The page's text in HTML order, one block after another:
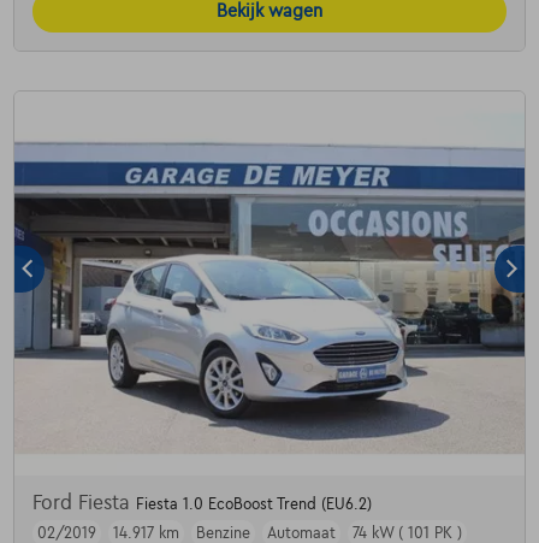
Bekijk wagen
Ford Fiesta Fiesta 1.0 EcoBoost Trend (EU6.2)
02/2019
14.917 km Benzine Automaat 74 kW ( 101 PK )